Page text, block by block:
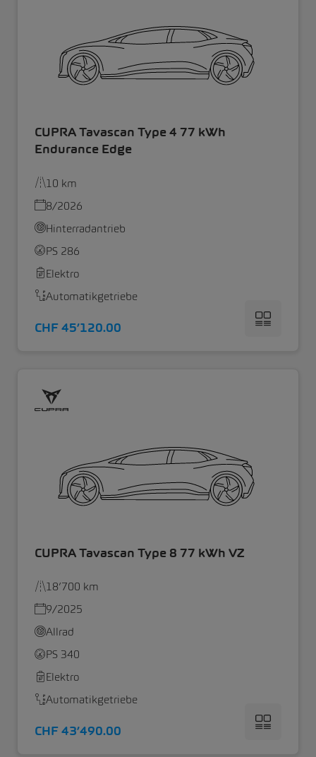
CUPRA Tavascan Type 4 77 kWh
Endurance Edge
10 km
8/2026
Hinterradantrieb
PS 286
Elektro
Automatikgetriebe
CHF 45’120.00
CUPRA Tavascan Type 8 77 kWh VZ
18’700 km
9/2025
Allrad
PS 340
Elektro
Automatikgetriebe
CHF 43’490.00